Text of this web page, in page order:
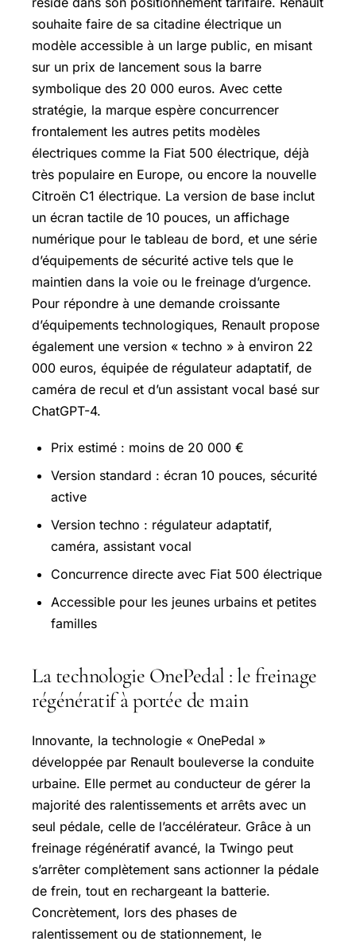
souhaite faire de sa citadine électrique un
modèle accessible à un large public, en misant
sur un prix de lancement sous la barre
symbolique des 20 000 euros. Avec cette
stratégie, la marque espère concurrencer
frontalement les autres petits modèles
électriques comme la Fiat 500 électrique, déjà
très populaire en Europe, ou encore la nouvelle
Citroën C1 électrique. La version de base inclut
un écran tactile de 10 pouces, un affichage
numérique pour le tableau de bord, et une série
d’équipements de sécurité active tels que le
maintien dans la voie ou le freinage d’urgence.
Pour répondre à une demande croissante
d’équipements technologiques, Renault propose
également une version « techno » à environ 22
000 euros, équipée de régulateur adaptatif, de
caméra de recul et d’un assistant vocal basé sur
ChatGPT-4.
Prix estimé : moins de 20 000 €
Version standard : écran 10 pouces, sécurité
active
Version techno : régulateur adaptatif,
caméra, assistant vocal
Concurrence directe avec Fiat 500 électrique
Accessible pour les jeunes urbains et petites
familles
La technologie OnePedal : le freinage
régénératif à portée de main
Innovante, la technologie « OnePedal »
développée par Renault bouleverse la conduite
urbaine. Elle permet au conducteur de gérer la
majorité des ralentissements et arrêts avec un
seul pédale, celle de l’accélérateur. Grâce à un
freinage régénératif avancé, la Twingo peut
s’arrêter complètement sans actionner la pédale
de frein, tout en rechargeant la batterie.
Concrètement, lors des phases de
ralentissement ou de stationnement, le